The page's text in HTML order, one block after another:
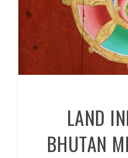
LAND
BHUTAN